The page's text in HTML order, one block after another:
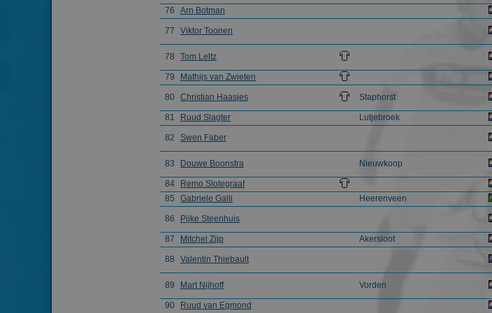
76
Arn Botman
77
Viktor Toonen
78
Tom Leltz
79
Mathijs van Zwieten
80 Christian Haasjes Staphorst
81
Ruud Slagter Lutjebroek
82
Swen Faber
83
Douwe Boonstra Nieuwkoop
84
Remo Slotegraaf
85
Gabriele Galli Heerenveen
86
Pijke Steenhuis
87
Mitchel Zijp Akersloot
88
Valentin Thiebault
89
Mart Nijhoff Vorden
90
Ruud van Egmond